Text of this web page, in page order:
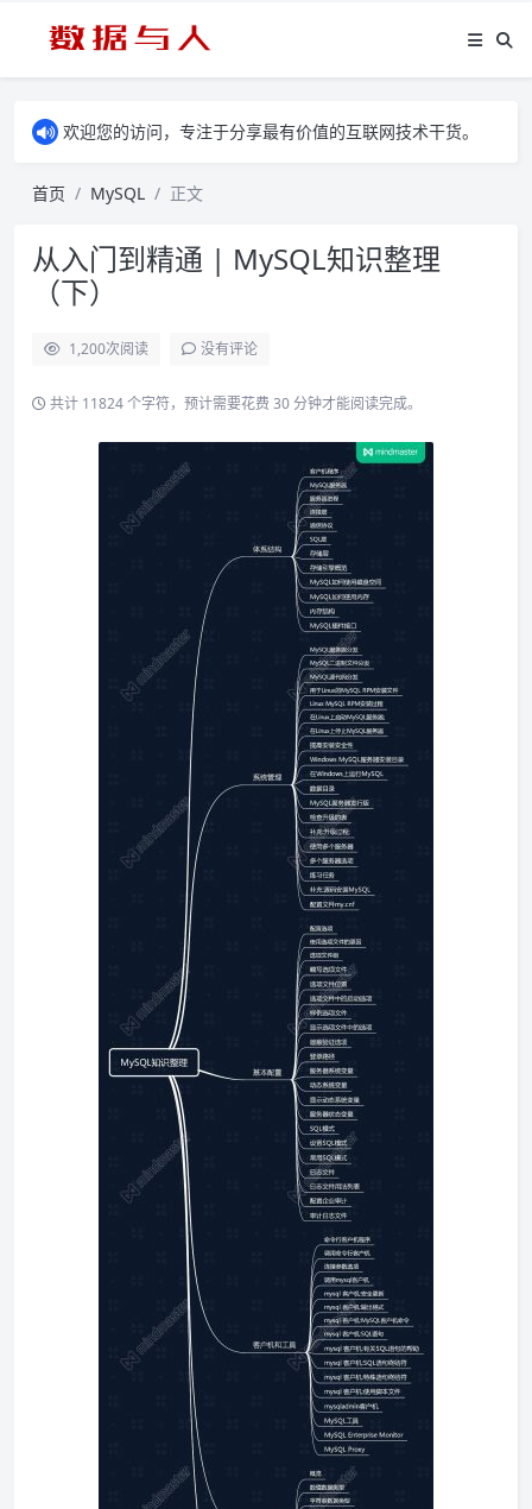
欢迎您的访问，专注于分享最有价值的互联网技术干货。
首页 MySQL 正文
从入门到精通 | MySQL知识整理
（下）
1,200次阅读 没有评论
共计 11824 个字符，预计需要花费 30 分钟才能阅读完成。